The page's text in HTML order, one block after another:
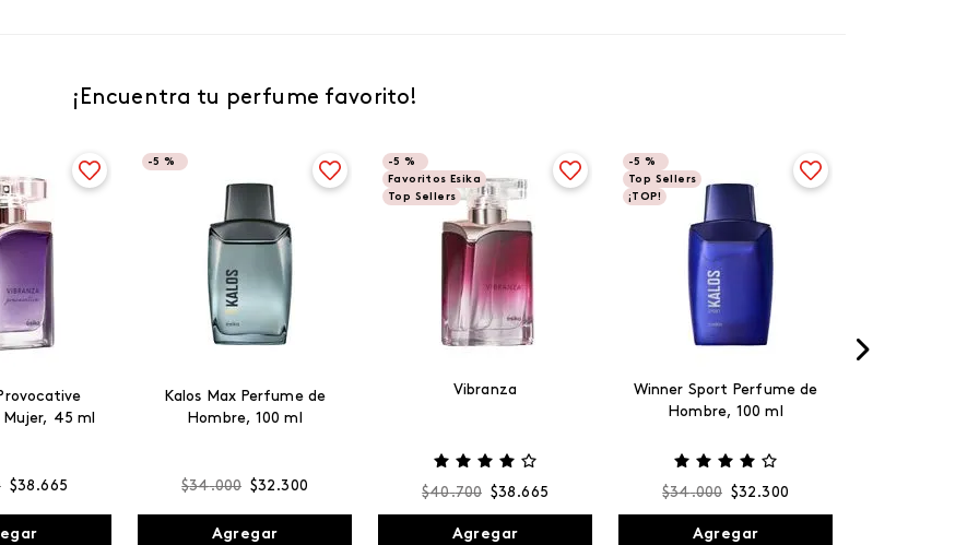
¡Encuentra tu perfume favorito!
45 ml
$38 .665
-5 %
Kalos Max Perfume de
Hombre, 100 ml
$34.000 $32 .300
Agregar
-5 %
Favoritos Esika
Top Sellers
Vibranza
$40.700 $38 .665
Agregar
-5 %
Top Sellers
¡TOP!
Winner Sport Perfume de
Hombre, 100 ml
$34.000 $32 .300
Agregar